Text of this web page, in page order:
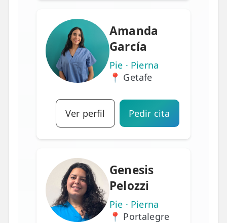
Amanda
García
Pie · Pierna
📍 Getafe
Ver perfil Pedir cita
Genesis
Pelozzi
Pie · Pierna
📍 Portalegre